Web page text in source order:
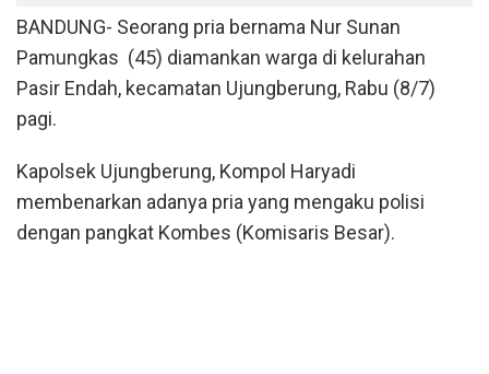
BANDUNG- Seorang pria bernama Nur Sunan
Pamungkas (45) diamankan warga di kelurahan
Pasir Endah, kecamatan Ujungberung, Rabu (8/7)
pagi.
Kapolsek Ujungberung, Kompol Haryadi
membenarkan adanya pria yang mengaku polisi
dengan pangkat Kombes (Komisaris Besar).